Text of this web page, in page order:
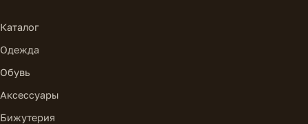
Каталог
Одежда
Обувь
Аксессуары
Бижутерия